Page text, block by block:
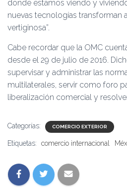
donde estamos viendo y
nuevas tecnologías transforman
vertiginosa”.
Cabe recordar que la OMC
desde el 29 de julio de 2016.
supervisar y administrar las
multilaterales, servir como foro
liberalización comercial y
Categorías: COMERCIO EXTERIOR
Etiquetas: comercio internacional